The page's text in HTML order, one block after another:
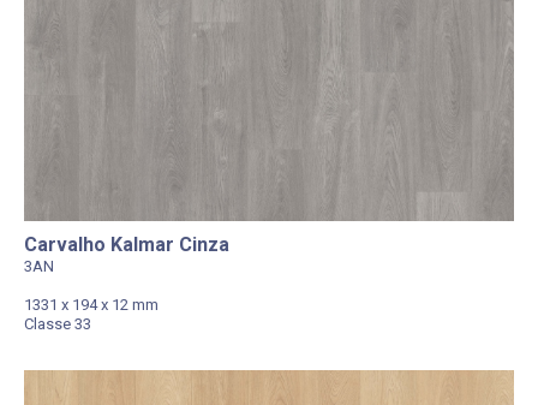
Carvalho Kalmar Cinza
3AN
1331 x 194 x 12 mm
Classe 33